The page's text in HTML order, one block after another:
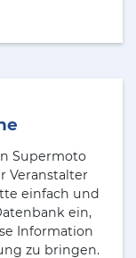
Supermoto
Veranstalter
einfach und
ein,
Information
zu bringen.